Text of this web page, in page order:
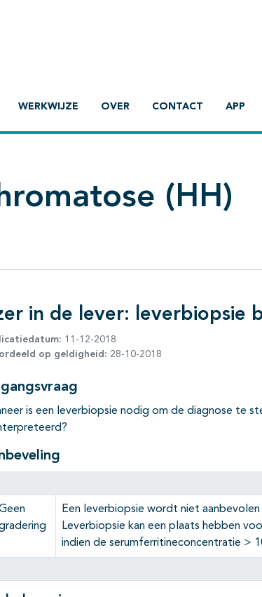
WERKWIJZE OVER CONTACT APP
(HH)
deze richtlijn
in de lever: leverbiopsie
11-12-2018
op geldigheid: 28-10-2018
is een leverbiopsie nodig om de diagnose te
Een leverbiopsie wordt niet
Leverbiopsie kan een plaats hebben
indien de serumferritineconcentratie >